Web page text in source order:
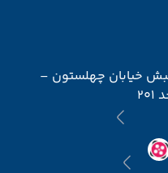
خیابان چهلستون –